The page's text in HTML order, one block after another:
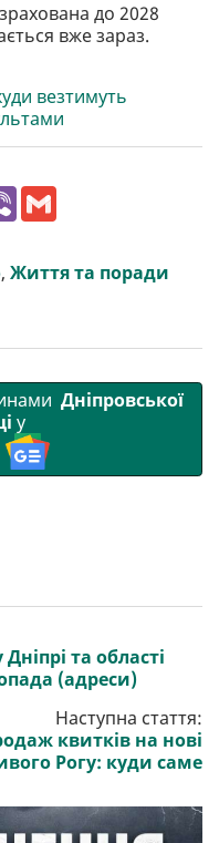
до 2028
вже зараз.
везтимуть
V
r l
, Життя та поради
Дніпровської
у
та області
(адреси)
Наступна стаття:
квитків на нові
Рогу: куди саме